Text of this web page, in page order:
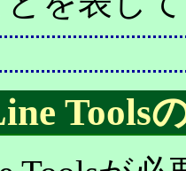
Tools